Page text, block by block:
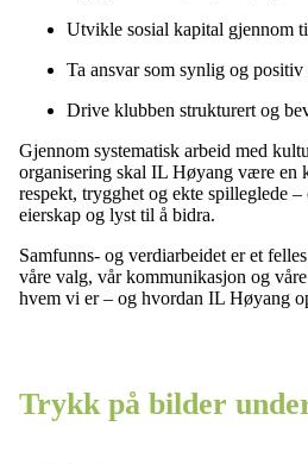
Utvikle sosial kapital gjennom
Ta ansvar som synlig og
Drive klubben strukturert og
Gjennom systematisk arbeid med
organisering skal IL Høyang være en
respekt, trygghet og ekte spilleglede
eierskap og lyst til å bidra.
Samfunns- og verdiarbeidet er et
våre valg, vår kommunikasjon og
hvem vi er – og hvordan IL Høyang
Trykk på bilder